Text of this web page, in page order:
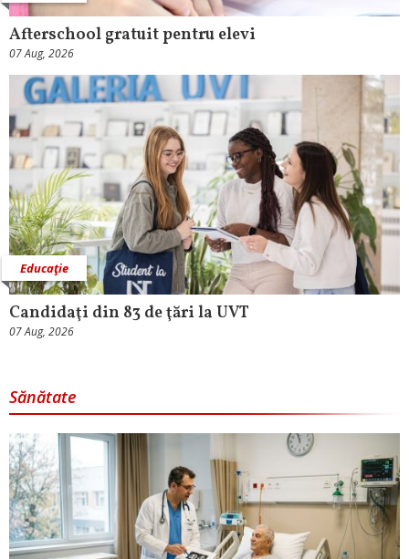
Afterschool gratuit pentru elevi
07 Aug, 2026
Educaţie
Candidaţi din 83 de ţări la UVT
07 Aug, 2026
Sănătate